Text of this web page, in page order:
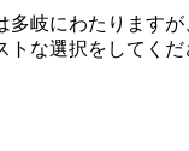
岐にわたります
な選択をしてくだ